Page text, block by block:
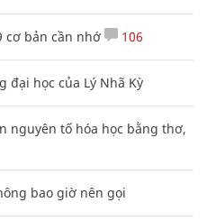
cơ bản cần nhớ 106
học của Lý Nhã Kỳ
nguyên tố hóa học bằng thơ,
bao giờ nên gọi